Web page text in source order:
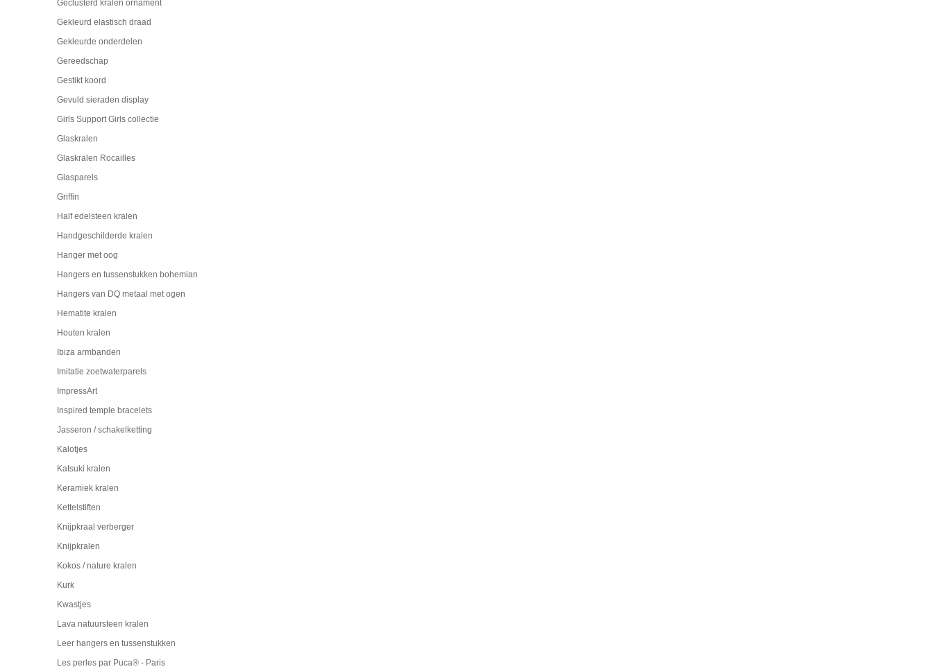
Geclusterd kralen ornament
Gekleurd elastisch draad
Gekleurde onderdelen
Gereedschap
Gestikt koord
Gevuld sieraden display
Girls Support Girls collectie
Glaskralen
Glaskralen Rocailles
Glasparels
Griffin
Half edelsteen kralen
Handgeschilderde kralen
Hanger met oog
Hangers en tussenstukken bohemian
Hangers van DQ metaal met ogen
Hematite kralen
Houten kralen
Ibiza armbanden
Imitatie zoetwaterparels
ImpressArt
Inspired temple bracelets
Jasseron / schakelketting
Kalotjes
Katsuki kralen
Keramiek kralen
Kettelstiften
Knijpkraal verberger
Knijpkralen
Kokos / nature kralen
Kurk
Kwastjes
Lava natuursteen kralen
Leer hangers en tussenstukken
Les perles par Puca® - Paris